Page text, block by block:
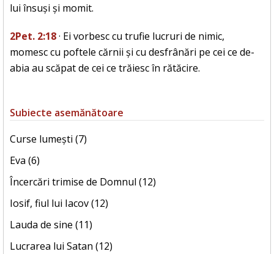
lui însuși și momit.
2Pet. 2:18· Ei vorbesc cu trufie lucruri de nimic,
momesc cu poftele cărnii și cu desfrânări pe cei ce de-
abia au scăpat de cei ce trăiesc în rătăcire.
Subiecte asemănătoare
Curse lumești (7)
Eva (6)
Încercări trimise de Domnul (12)
Iosif, fiul lui Iacov (12)
Lauda de sine (11)
Lucrarea lui Satan (12)